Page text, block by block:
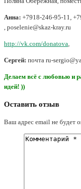
Анна: +7918-246-95-11,
, poselenie@skaz-kray.ru
http://vk.com/donatova,
Сергей: почта ru-
Делаем всё с любовью и
идей! ))
Оставить отзыв
Ваш адрес email не будет